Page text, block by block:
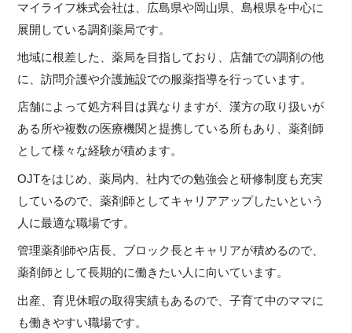
マイライフ株式会社は、広島県や岡山県、島根県を中心に
展開している調剤薬局です。
地域に根差した、薬局を目指しており、店舗での調剤の他
に、訪問介護や介護施設での服薬指導を行っています。
店舗によって処方科目は異なりますが、漢方の取り扱いが
ある所や複数の医療機関と提携している所もあり、薬剤師
として様々な経験が積めます。
OJTをはじめ、薬局内、社内での勉強会と研修制度も充実
しているので、薬剤師としてキャリアアップしたいという
人に最適な職場です。
管理薬剤師や店長、ブロック長とキャリアが積めるので、
薬剤師として長期的に働きたい人に向いています。
出産、育児休暇の取得実績もあるので、子育て中のママに
も働きやすい職場です。